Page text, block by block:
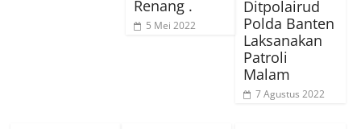
Renang .
5 Mei 2022
Ditpolairud
Polda Banten
Laksanakan
Patroli
Malam
7 Agustus 2022